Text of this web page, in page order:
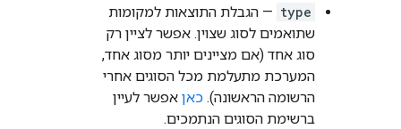
type — הגבלת התוצאות למקומות
שתואמים לסוג שצוין. אפשר לציין רק
סוג אחד (אם מציינים יותר מסוג אחד,
המערכת מתעלמת מכל הסוגים אחרי
הרשומה הראשונה). כאן אפשר לעיין
ברשימת הסוגים הנתמכים.